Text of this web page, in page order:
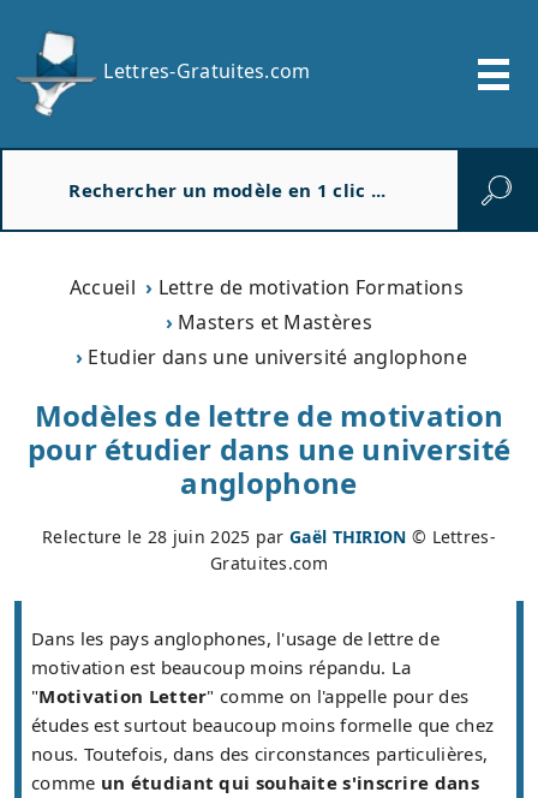
Lettres-Gratuites.com
Accueil
Lettre de motivation Formations
Masters et Mastères
Etudier dans une université anglophone
Modèles de lettre de motivation
pour étudier dans une université
anglophone
Relecture le 28 juin 2025 parGaël THIRION © Lettres-
Gratuites.com
Dans les pays anglophones, l'usage de lettre de
motivation est beaucoup moins répandu. La
"Motivation Letter" comme on l'appelle pour des
études est surtout beaucoup moins formelle que chez
nous. Toutefois, dans des circonstances particulières,
comme un étudiant qui souhaite s'inscrire dans